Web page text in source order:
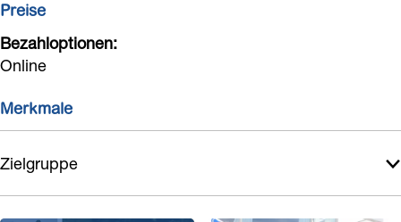
Preise
Bezahloptionen:
Online
Merkmale
Zielgruppe